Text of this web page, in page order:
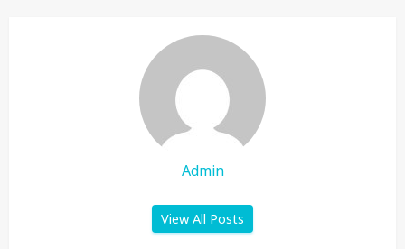
Admin
View All Posts